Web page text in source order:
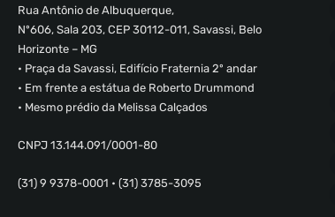
Rua Antônio de Albuquerque,
Nº606, Sala 203, CEP 30112-011, Savassi, Belo
Horizonte – MG
• Praça da Savassi, Edifício Fraternia 2º andar
• Em frente a estátua de Roberto Drummond
• Mesmo prédio da Melissa Calçados
CNPJ 13.144.091/0001-80
(31) 9 9378-0001 • (31) 3785-3095